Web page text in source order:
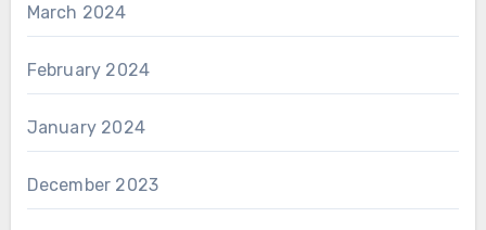
March 2024
February 2024
January 2024
December 2023